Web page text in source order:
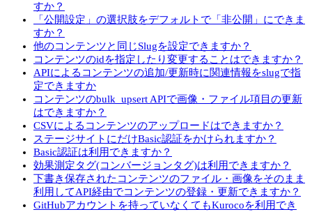
すか？
「公開設定」の選択肢をデフォルトで「非公開」にできま
すか？
他のコンテンツと同じSlugを設定できますか？
コンテンツのidを指定したり変更することはできますか？
APIによるコンテンツの追加/更新時に関連情報をslugで指
定できますか
コンテンツのbulk_upsert APIで画像・ファイル項目の更新
はできますか？
CSVによるコンテンツのアップロードはできますか？
ステージサイトにだけBasic認証をかけられますか？
Basic認証は利用できますか？
効果測定タグ(コンバージョンタグ)は利用できますか？
下書き保存されたコンテンツのファイル・画像をそのまま
利用してAPI経由でコンテンツの登録・更新できますか？
GitHubアカウントを持っていなくてもKurocoを利用でき